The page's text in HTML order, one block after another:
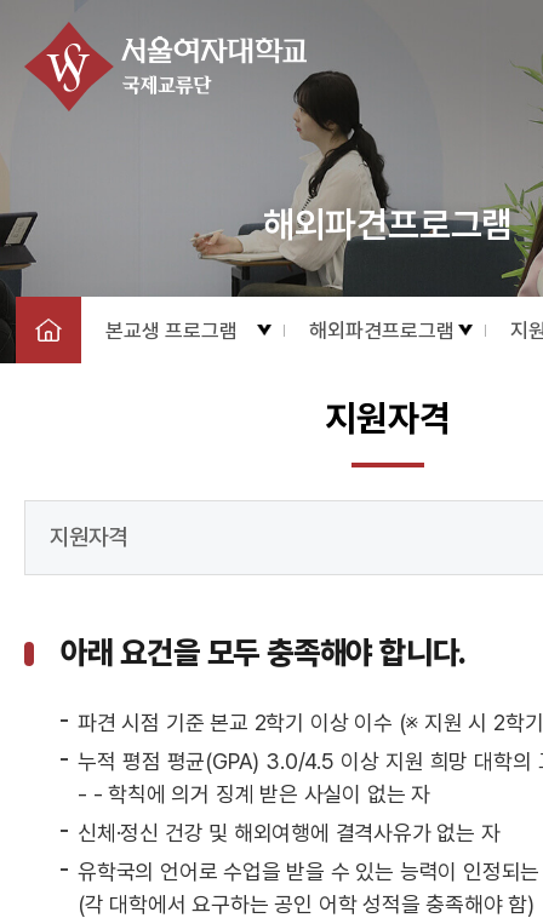
해외파견프로그램
본교생 프로그램 해외파견프로그램 지
지원자격
지원자격
아래 요건을 모두 충족해야 합니다.
파견 시점 기준 본교 2학기 이상 이수 (※ 지원 시 2학
누적 평점 평균(GPA) 3.0/4.5 이상 지원 희망 대학의
- - 학칙에 의거 징계 받은 사실이 없는 자
신체·정신 건강 및 해외여행에 결격사유가 없는 자
유학국의 언어로 수업을 받을 수 있는 능력이 인정되
(각 대학에서 요구하는 공인 어학 성적을 충족해야 함)